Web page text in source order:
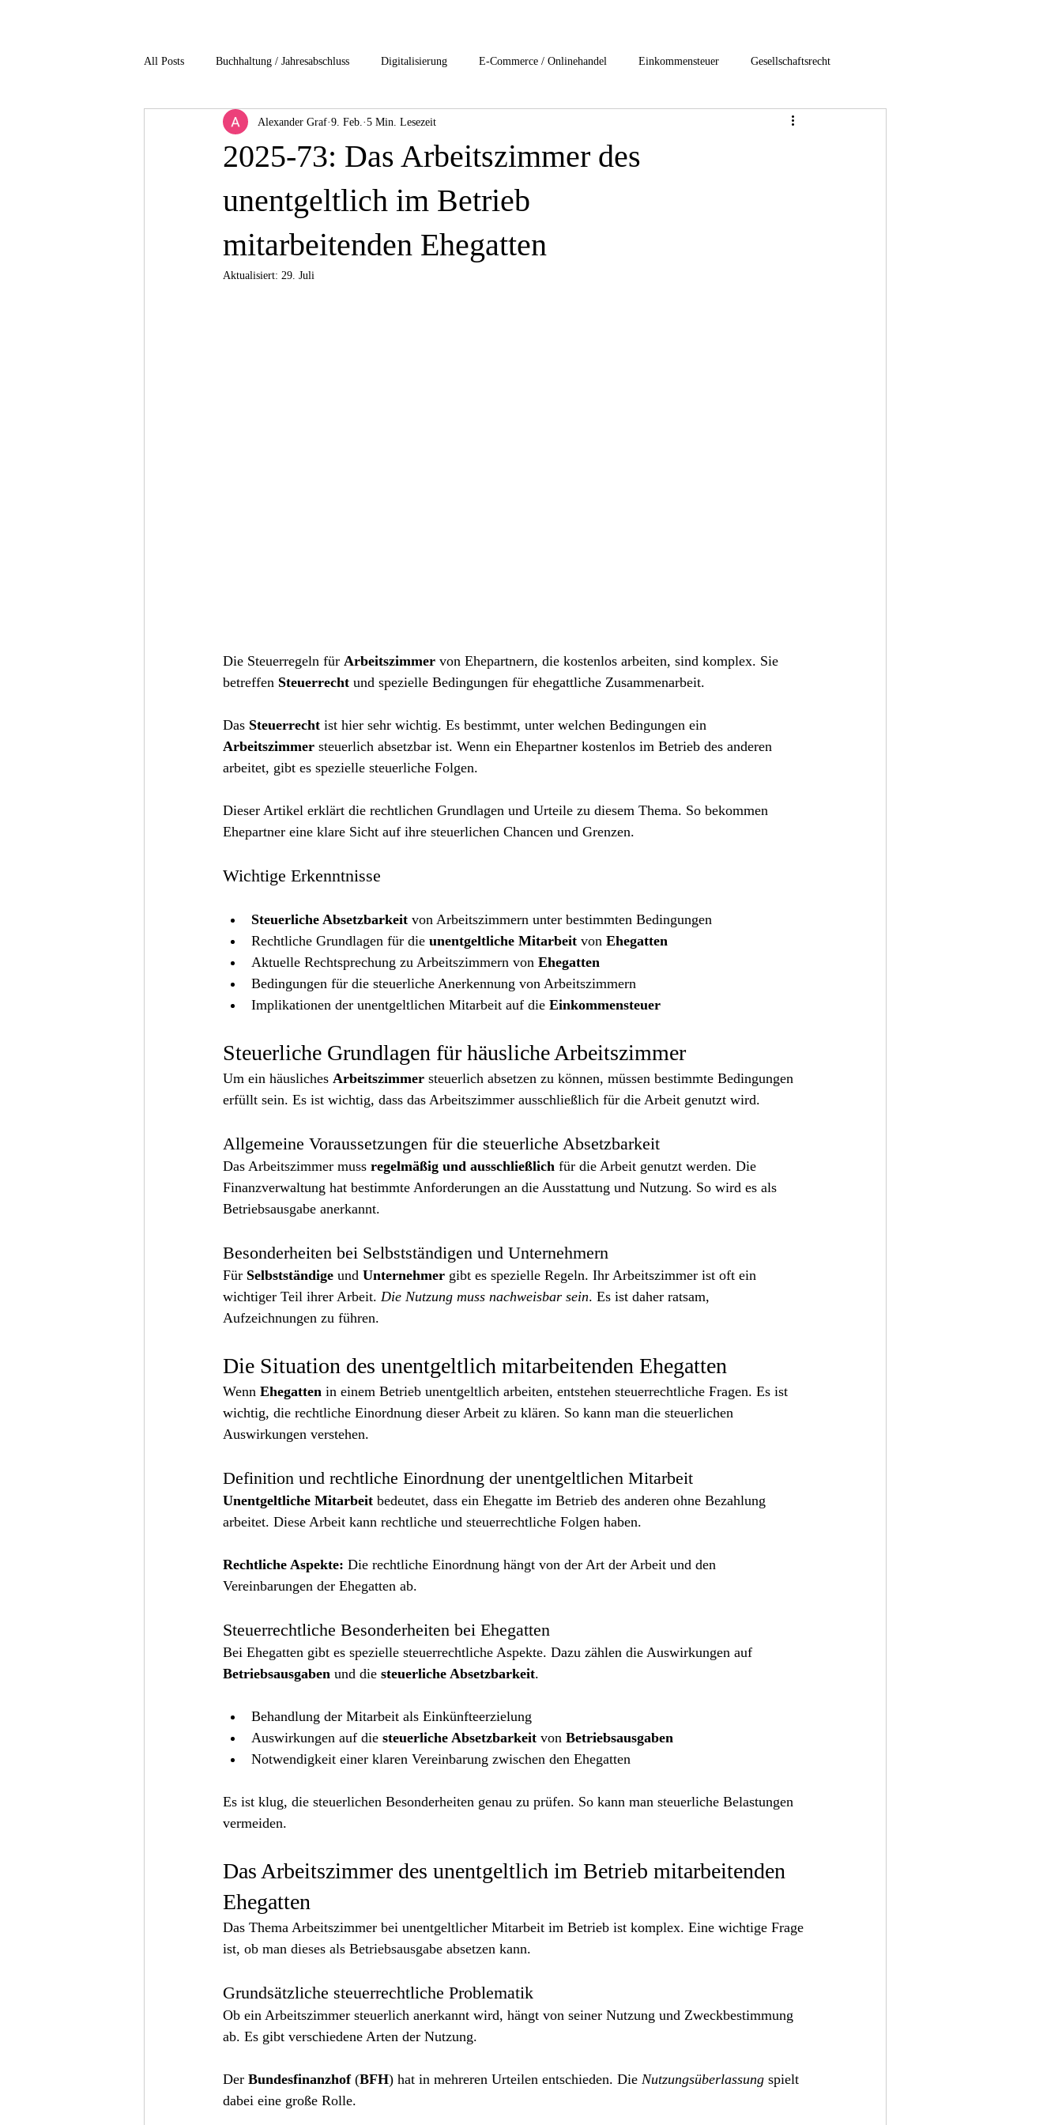
All Posts Buchhaltung / Jahresabschluss Digitalisierung E-Commerce / Onlinehandel Einkommensteuer Gesellschaftsrecht
Gesundheitsbranche Immobilienbesteuerung Internationales Steuerrecht
Privat Clients Services start-ups / Unternehmensgründung
Unternehmensbesteuerung Verfahrensrecht 1-Buchhaltung /Jahresabschluss
2025-73: Das Arbeitszimmer des
unentgeltlich im Betrieb
mitarbeitenden Ehegatten
Alexander Graf 9. Feb. 5 Min. Lesezeit
Aktualisiert: 29. Juli
Die Steuerregeln für Arbeitszimmer von Ehepartnern, die kostenlos arbeiten, sind komplex. Sie
betreffen Steuerrecht und spezielle Bedingungen für ehegattliche Zusammenarbeit.
Das Steuerrecht ist hier sehr wichtig. Es bestimmt, unter welchen Bedingungen ein
Arbeitszimmer steuerlich absetzbar ist. Wenn ein Ehepartner kostenlos im Betrieb des anderen
arbeitet, gibt es spezielle steuerliche Folgen.
Dieser Artikel erklärt die rechtlichen Grundlagen und Urteile zu diesem Thema. So bekommen
Ehepartner eine klare Sicht auf ihre steuerlichen Chancen und Grenzen.
Wichtige Erkenntnisse
Steuerliche Absetzbarkeit von Arbeitszimmern unter bestimmten Bedingungen
Rechtliche Grundlagen für die unentgeltliche Mitarbeit von Ehegatten
Aktuelle Rechtsprechung zu Arbeitszimmern von Ehegatten
Bedingungen für die steuerliche Anerkennung von Arbeitszimmern
Implikationen der unentgeltlichen Mitarbeit auf die Einkommensteuer
Steuerliche Grundlagen für häusliche Arbeitszimmer
Um ein häusliches Arbeitszimmer steuerlich absetzen zu können, müssen bestimmte Bedingungen
erfüllt sein. Es ist wichtig, dass das Arbeitszimmer ausschließlich für die Arbeit genutzt wird.
Allgemeine Voraussetzungen für die steuerliche Absetzbarkeit
Das Arbeitszimmer muss regelmäßig und ausschließlich für die Arbeit genutzt werden. Die
Finanzverwaltung hat bestimmte Anforderungen an die Ausstattung und Nutzung. So wird es als
Betriebsausgabe anerkannt.
Besonderheiten bei Selbstständigen und Unternehmern
Für Selbstständige und Unternehmer gibt es spezielle Regeln. Ihr Arbeitszimmer ist oft ein
wichtiger Teil ihrer Arbeit. Die Nutzung muss nachweisbar sein. Es ist daher ratsam,
Aufzeichnungen zu führen.
Die Situation des unentgeltlich mitarbeitenden Ehegatten
Wenn Ehegatten in einem Betrieb unentgeltlich arbeiten, entstehen steuerrechtliche Fragen. Es ist
wichtig, die rechtliche Einordnung dieser Arbeit zu klären. So kann man die steuerlichen
Auswirkungen verstehen.
Definition und rechtliche Einordnung der unentgeltlichen Mitarbeit
Unentgeltliche Mitarbeit bedeutet, dass ein Ehegatte im Betrieb des anderen ohne Bezahlung
arbeitet. Diese Arbeit kann rechtliche und steuerrechtliche Folgen haben.
Rechtliche Aspekte: Die rechtliche Einordnung hängt von der Art der Arbeit und den
Vereinbarungen der Ehegatten ab.
Steuerrechtliche Besonderheiten bei Ehegatten
Bei Ehegatten gibt es spezielle steuerrechtliche Aspekte. Dazu zählen die Auswirkungen auf
Betriebsausgaben und die steuerliche Absetzbarkeit.
Behandlung der Mitarbeit als Einkünfteerzielung
Auswirkungen auf die steuerliche Absetzbarkeit von Betriebsausgaben
Notwendigkeit einer klaren Vereinbarung zwischen den Ehegatten
Es ist klug, die steuerlichen Besonderheiten genau zu prüfen. So kann man steuerliche Belastungen
vermeiden.
Das Arbeitszimmer des unentgeltlich im Betrieb mitarbeitenden
Ehegatten
Das Thema Arbeitszimmer bei unentgeltlicher Mitarbeit im Betrieb ist komplex. Eine wichtige Frage
ist, ob man dieses als Betriebsausgabe absetzen kann.
Grundsätzliche steuerrechtliche Problematik
Ob ein Arbeitszimmer steuerlich anerkannt wird, hängt von seiner Nutzung und Zweckbestimmung
ab. Es gibt verschiedene Arten der Nutzung.
Der Bundesfinanzhof (BFH) hat in mehreren Urteilen entschieden. Die Nutzungsüberlassung spielt
dabei eine große Rolle.